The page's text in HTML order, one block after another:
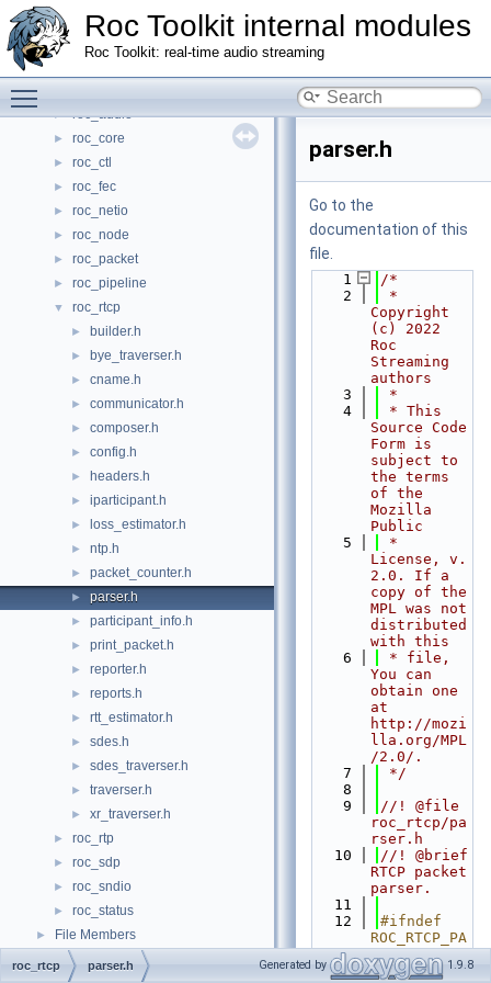
Roc Toolkit internal modules
Roc Toolkit: real-time audio streaming
► Classes
▼ Files
▼
► roc_audio
► roc_core
► roc_ctl
► roc_fec
► roc_netio
► roc_node
► roc_packet
► roc_pipeline
▼ roc_rtcp
► builder.h
► bye_traverser.h
► cname.h
► communicator.h
► composer.h
► config.h
► headers.h
► iparticipant.h
► loss_estimator.h
► ntp.h
► packet_counter.h
► parser.h
► participant_info.h
► print_packet.h
► reporter.h
► reports.h
► rtt_estimator.h
► sdes.h
► sdes_traverser.h
► traverser.h
► xr_traverser.h
► roc_rtp
► roc_sdp
► roc_sndio
► roc_status
► File Members
parser.h
Go to the
documentation of this
file.
    1
/*
    2
*
Copyright
(c) 2022
Roc
Streaming
authors
    3
*
    4
* This
Source Code
Form is
subject to
the terms
of the
Mozilla
Public
    5
*
License, v.
2.0. If a
copy of the
MPL was not
distributed
with this
    6
* file,
You can
obtain one
at
http://mozi
lla.org/MPL
/2.0/.
    7
*/
    8
    9
//! @file
roc_rtcp/pa
rser.h
   10
//! @brief
RTCP packet
parser.
   11
   12
#ifndef
ROC_RTCP_PA
RSER_H_
   13
#define
roc_rtcp parser.h Generated by 1.9.8